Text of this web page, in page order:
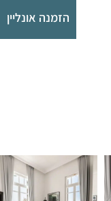
הזמנה אונליין​